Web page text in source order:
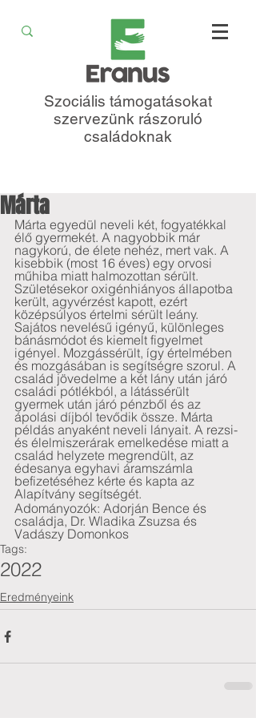
Szociális támogatásokat
szervezünk rászoruló
családoknak
Márta
Márta egyedül neveli két, fogyatékkal
élő gyermekét. A nagyobbik már
nagykorú, de élete nehéz, mert vak. A
kisebbik (most 16 éves) egy orvosi
műhiba miatt halmozottan sérült.
Születésekor oxigénhiányos állapotba
került, agyvérzést kapott, ezért
középsúlyos értelmi sérült leány.
Sajátos nevelésű igényű, különleges
bánásmódot és kiemelt figyelmet
igényel. Mozgássérült, így értelmében
és mozgásában is segítségre szorul. A
család jövedelme a két lány után járó
családi pótlékból, a látássérült
gyermek után járó pénzből és az
ápolási díjból tevődik össze. Márta
példás anyaként neveli lányait. A rezsi-
és élelmiszerárak emelkedése miatt a
család helyzete megrendült, az
édesanya egyhavi áramszámla
befizetéséhez kérte és kapta az
Alapítvány segítségét.
Adományozók: Adorján Bence és
családja, Dr. Wladika Zsuzsa és
Vadászy Domonkos
Tags:
2022
Eredményeink